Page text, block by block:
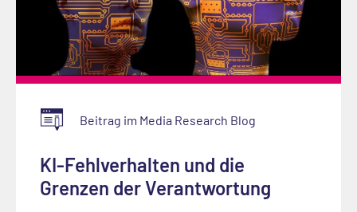
Beitrag im Media Research Blog
KI-Fehlverhalten und die
Grenzen der Verantwortung